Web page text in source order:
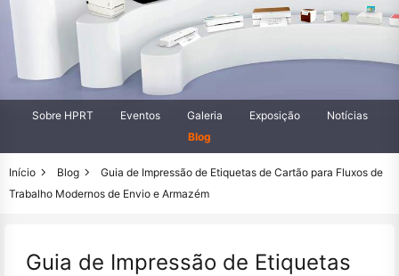
Sobre HPRT Eventos Galeria Exposição
Notícias
Blog
Início Blog
Guia de Impressão de Etiquetas de Cartão para Fluxos de
Trabalho Modernos de Envio e Armazém
Guia de Impressão de Etiquetas